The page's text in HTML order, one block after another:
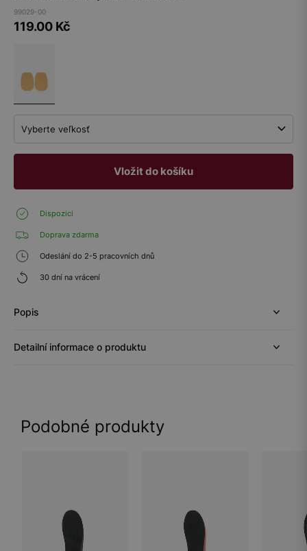
99029-00
119.00 Kč
Vyberte veľkosť
Vložit do košíku
Dispozici
Doprava zdarma
Odeslání do 2-5 pracovních dnů
30 dní na vrácení
Popis
Detailní informace o produktu
Podobné produkty